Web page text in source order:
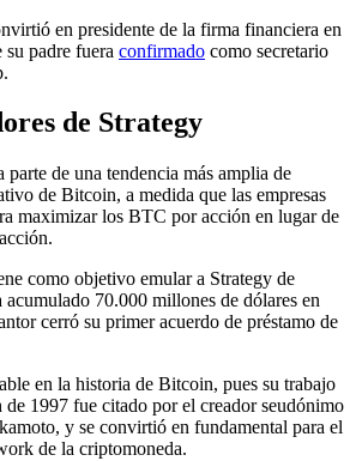
en presidente de la firma financiera en
su padre fuera confirmado como secretario
de Strategy
de una tendencia más amplia de
de Bitcoin, a medida que las empresas
maximizar los BTC por acción en lugar de
como objetivo emular a Strategy de
70.000 millones de dólares en
cerró su primer acuerdo de préstamo de
en la historia de Bitcoin, pues su trabajo
1997 fue citado por el creador seudónimo
y se convirtió en fundamental para el
de la criptomoneda.